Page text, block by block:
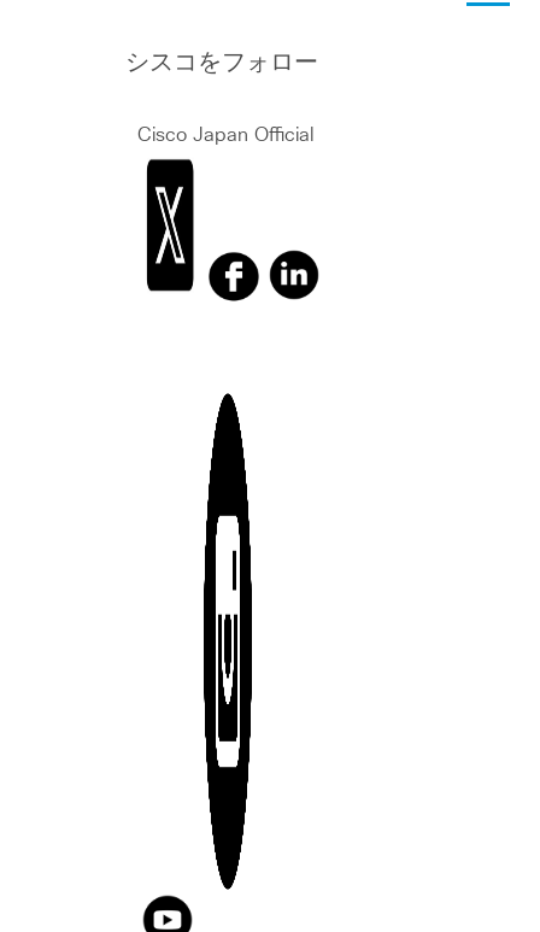
シスコをフォロー
Cisco Japan Official